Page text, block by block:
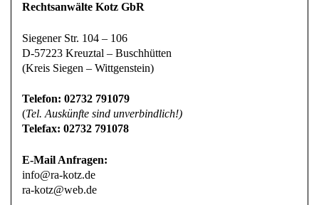
Rechtsanwälte Kotz GbR
Siegener Str. 104 – 106
D-57223 Kreuztal – Buschhütten
(Kreis Siegen – Wittgenstein)
Telefon: 02732 791079
(Tel. Auskünfte sind unverbindlich!)
Telefax: 02732 791078
E-Mail Anfragen:
info@ra-kotz.de
ra-kotz@web.de